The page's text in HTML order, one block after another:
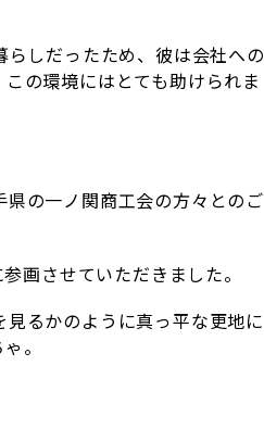
しだったため、彼は会社への
の環境にはとても助けられま
の一ノ関商工会の方々とのご
画させていただきました。
るかのように真っ平な更地に
。